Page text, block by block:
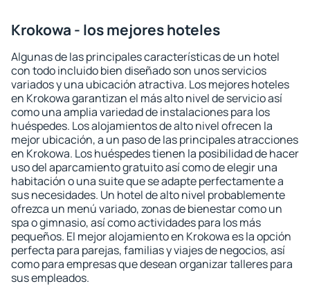
Krokowa - los mejores hoteles
Algunas de las principales características de un hotel
con todo incluido bien diseñado son unos servicios
variados y una ubicación atractiva. Los mejores hoteles
en Krokowa garantizan el más alto nivel de servicio así
como una amplia variedad de instalaciones para los
huéspedes. Los alojamientos de alto nivel ofrecen la
mejor ubicación, a un paso de las principales atracciones
en Krokowa. Los huéspedes tienen la posibilidad de hacer
uso del aparcamiento gratuito así como de elegir una
habitación o una suite que se adapte perfectamente a
sus necesidades. Un hotel de alto nivel probablemente
ofrezca un menú variado, zonas de bienestar como un
spa o gimnasio, así como actividades para los más
pequeños. El mejor alojamiento en Krokowa es la opción
perfecta para parejas, familias y viajes de negocios, así
como para empresas que desean organizar talleres para
sus empleados.